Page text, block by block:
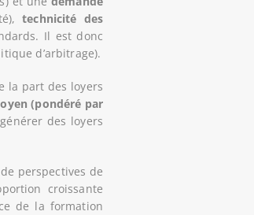
technicité des
Il est donc
d’arbitrage).
la part des loyers
(pondéré par
des loyers
perspectives de
croissante
de la formation